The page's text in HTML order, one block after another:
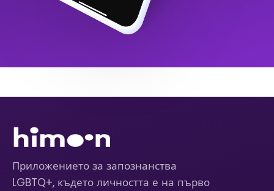
Приложението за запознанства
LGBTQ+, където личността е на първо